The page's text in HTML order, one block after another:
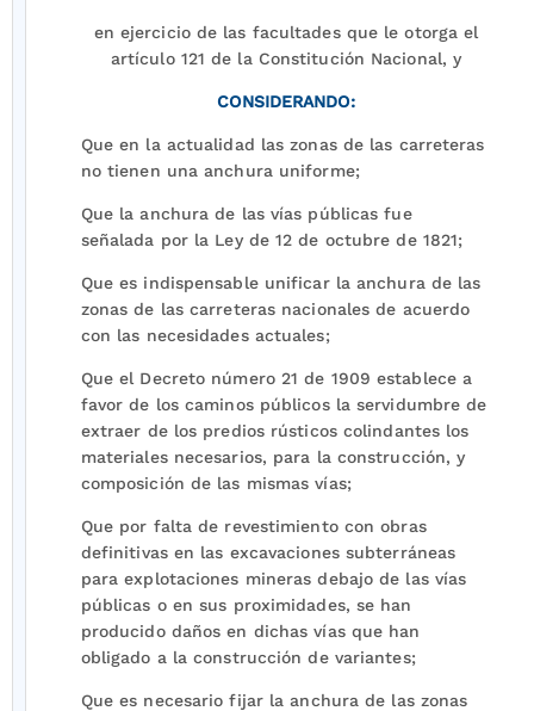
en ejercicio de las facultades que le otorga el
artículo 121 de la Constitución Nacional, y
CONSIDERANDO:
Que en la actualidad las zonas de las carreteras
no tienen una anchura uniforme;
Que la anchura de las vías públicas fue
señalada por la Ley de 12 de octubre de 1821;
Que es indispensable unificar la anchura de las
zonas de las carreteras nacionales de acuerdo
con las necesidades actuales;
Que el Decreto número 21 de 1909 establece a
favor de los caminos públicos la servidumbre de
extraer de los predios rústicos colindantes los
materiales necesarios, para la construcción, y
composición de las mismas vías;
Que por falta de revestimiento con obras
definitivas en las excavaciones subterráneas
para explotaciones mineras debajo de las vías
públicas o en sus proximidades, se han
producido daños en dichas vías que han
obligado a la construcción de variantes;
Que es necesario fijar la anchura de las zonas